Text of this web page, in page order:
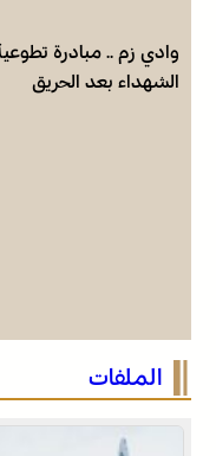
وادي زم .. مبادرة
الشهداء بعد الحريق
موجة حر وزخات رعدية
اليوم الجمعة إلى
الملفات